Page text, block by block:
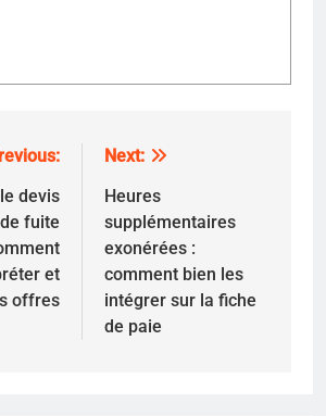
devis
fuite
et
offres
Next:
Heures
supplémentaires
exonérées :
comment bien les
intégrer sur la fiche
de paie